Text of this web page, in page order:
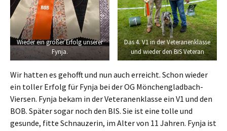
Wieder ein großer Erfolg unserer
Fynja.
Das 4. V1 in der Veteranenklasse
und wieder den BIS Veteran
Wir hatten es gehofft und nun auch erreicht. Schon wieder
ein toller Erfolg für Fynja bei der OG Mönchengladbach-
Viersen. Fynja bekam in der Veteranenklasse ein V1 und den
BOB. Später sogar noch den BIS. Sie ist eine tolle und
gesunde, fitte Schnauzerin, im Alter von 11 Jahren. Fynja ist